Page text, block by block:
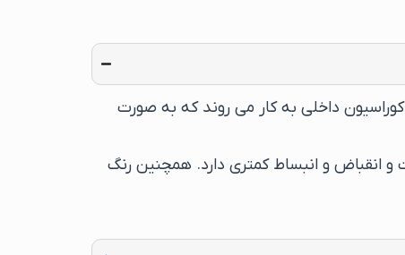
داخلی به کار می روند که به صورت
و انقباض و انبساط کمتری دارد. همچنین رنگ